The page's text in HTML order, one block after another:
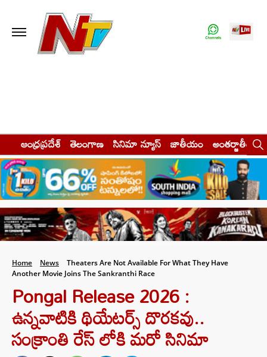
ఆంధ్రప్రదేశ్ తెలంగాణ సినిమా న్యూస్ జాతీయం అంతర్జాతీయం
Home News
Theaters Are Not Available For What They Have
Another Movie Joins The Sankranthi Race
Pongal Release 2026 :
ఉన్నవాటికి థియేటర్స్ దొరకవు..
సంక్రాంతి రేస్ లోకి మరో సినిమా